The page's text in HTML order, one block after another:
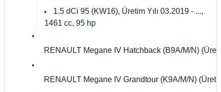
1.5 dCi 95 (KW16), Üretim Yılı 03.2019 - ...,
1461 cc, 95 hp
RENAULT Megane IV Hatchback (B9A/M/N)
RENAULT Megane IV Grandtour (K9A/M/N)